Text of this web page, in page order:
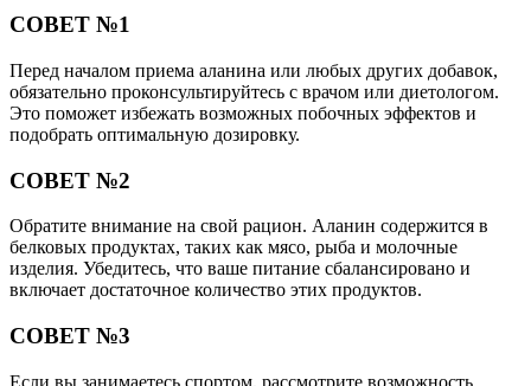
СОВЕТ №1
Перед началом приема аланина или любых других добавок,
обязательно проконсультируйтесь с врачом или диетологом.
Это поможет избежать возможных побочных эффектов и
подобрать оптимальную дозировку.
СОВЕТ №2
Обратите внимание на свой рацион. Аланин содержится в
белковых продуктах, таких как мясо, рыба и молочные
изделия. Убедитесь, что ваше питание сбалансировано и
включает достаточное количество этих продуктов.
СОВЕТ №3
Если вы занимаетесь спортом, рассмотрите возможность